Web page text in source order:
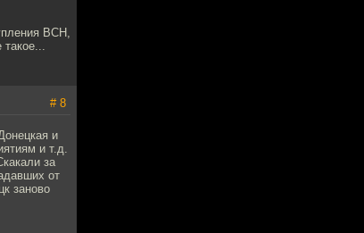
ВСН,
такое...
# 8
и
и т.д.
за
от
заново